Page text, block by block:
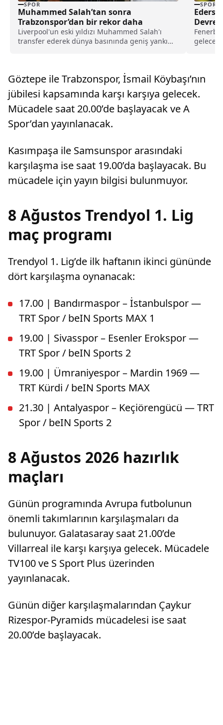
SPOR
Muhammed Salah’tan sonra
Trabzonspor’dan bir rekor daha
Liverpool'un eski yıldızı Muhammed Salah'ı
transfer ederek dünya basınında geniş yankı
açıkladı.
SPOR
Göztepe ile Trabzonspor, İsmail Köybaşı’nın
jübilesi kapsamında karşı karşıya gelecek.
Mücadele saat 20.00’de başlayacak ve A
Spor’dan yayınlanacak.
Kasımpaşa ile Samsunspor arasındaki
karşılaşma ise saat 19.00’da başlayacak. Bu
mücadele için yayın bilgisi bulunmuyor.
8 Ağustos Trendyol 1. Lig
maç programı
Trendyol 1. Lig’de ilk haftanın ikinci gününde
dört karşılaşma oynanacak:
17.00 | Bandırmaspor – İstanbulspor —
TRT Spor / beIN Sports MAX 1
19.00 | Sivasspor – Esenler Erokspor —
TRT Spor / beIN Sports 2
19.00 | Ümraniyespor – Mardin 1969 —
TRT Kürdi / beIN Sports MAX
21.30 | Antalyaspor – Keçiörengücü — TRT
Spor / beIN Sports 2
8 Ağustos 2026 hazırlık
maçları
Günün programında Avrupa futbolunun
önemli takımlarının karşılaşmaları da
bulunuyor. Galatasaray saat 21.00’de
Villarreal ile karşı karşıya gelecek. Mücadele
TV100 ve S Sport Plus üzerinden
yayınlanacak.
Günün diğer karşılaşmalarından Çaykur
Rizespor-Pyramids mücadelesi ise saat
20.00’de başlayacak.